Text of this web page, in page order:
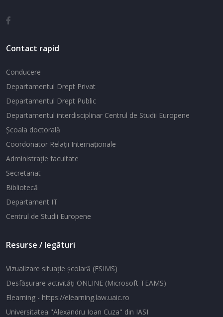
Contact rapid
Conducere
Departamentul Drept Privat
Departamentul Drept Public
Departamentul interdisciplinar Centrul de Studii Europene
Şcoala doctorală
Coordonator Relaţii Internaţionale
Administraţie facultate
Secretariat
Bibliotecă
Departament IT
Centrul de Studii Europene
Resurse / legături
Vizualizare situaţie şcolară (ESIMS)
Desfăşurare activităţi ONLINE (Microsoft TEAMS)
Elearning - https://elearning.law.uaic.ro
Universitatea "Alexandru Ioan Cuza" din IASI